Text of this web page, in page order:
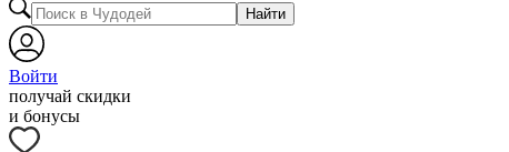
Найти
Войти
получай скидки
и бонусы